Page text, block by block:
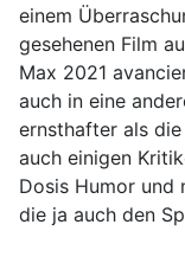
einem
gesehenen Film
Max 2021
auch in eine
ernsthafter als
auch einigen
Dosis Humor und
die ja auch den